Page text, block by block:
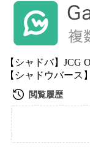
【シャドバ】JCG
【シャドウバース】